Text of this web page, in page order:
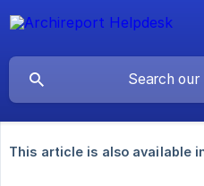
This article is also available